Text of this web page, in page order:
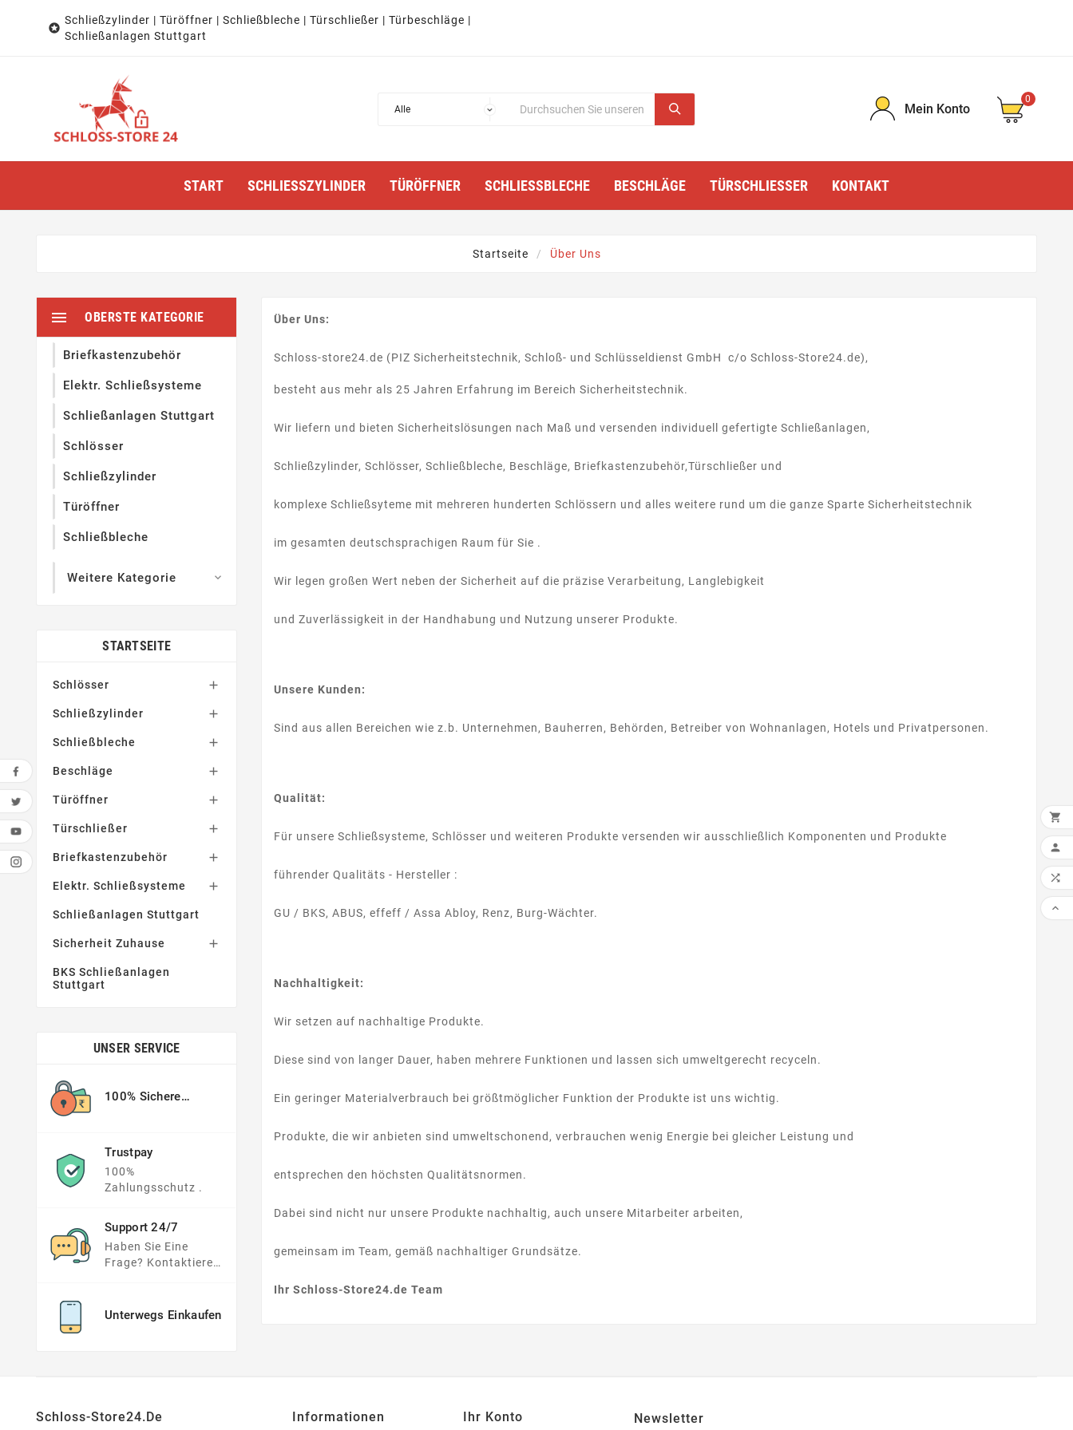

Schließzylinder | Türöffner | Schließbleche | Türschließer | Türbeschläge |
Schließanlagen Stuttgart
Mein Konto
0
START SCHLIESSZYLINDER TÜRÖFFNER SCHLIESSBLECHE BESCHLÄGE TÜRSCHLIESSER KONTAKT
Startseite Über Uns
OBERSTE KATEGORIE

Briefkastenzubehör
Elektr. Schließsysteme
Schließanlagen Stuttgart
Schlösser
Schließzylinder
Türöffner
Schließbleche
Weitere Kategorie 
STARTSEITE
Schlösser 
Schließzylinder 
Schließbleche 
Beschläge 
Türöffner 
Türschließer 
Briefkastenzubehör 
Elektr. Schließsysteme 
Schließanlagen Stuttgart
Sicherheit Zuhause 
BKS Schließanlagen
Stuttgart
UNSER SERVICE
100% Sichere
Trustpay
100%
Zahlungsschutz .
Support 24/7
Haben Sie Eine
Frage? Kontaktieren
Unterwegs Einkaufen
Über Uns:
Schloss-store24.de (PIZ Sicherheitstechnik, Schloß- und Schlüsseldienst GmbH c/o Schloss-Store24.de),
besteht aus mehr als 25 Jahren Erfahrung im Bereich Sicherheitstechnik.
Wir liefern und bieten Sicherheitslösungen nach Maß und versenden individuell gefertigte Schließanlagen,
Schließzylinder, Schlösser, Schließbleche, Beschläge, Briefkastenzubehör,Türschließer und
komplexe Schließsyteme mit mehreren hunderten Schlössern und alles weitere rund um die ganze Sparte Sicherheitstechnik
im gesamten deutschsprachigen Raum für Sie .
Wir legen großen Wert neben der Sicherheit auf die präzise Verarbeitung, Langlebigkeit
und Zuverlässigkeit in der Handhabung und Nutzung unserer Produkte.
Unsere Kunden:
Sind aus allen Bereichen wie z.b. Unternehmen, Bauherren, Behörden, Betreiber von Wohnanlagen, Hotels und Privatpersonen.
Qualität:
Für unsere Schließsysteme, Schlösser und weiteren Produkte versenden wir ausschließlich Komponenten und Produkte
führender Qualitäts - Hersteller :
GU / BKS, ABUS, effeff / Assa Abloy, Renz, Burg-Wächter.
Nachhaltigkeit:
Wir setzen auf nachhaltige Produkte.
Diese sind von langer Dauer, haben mehrere Funktionen und lassen sich umweltgerecht recyceln.
Ein geringer Materialverbrauch bei größtmöglicher Funktion der Produkte ist uns wichtig.
Produkte, die wir anbieten sind umweltschonend, verbrauchen wenig Energie bei gleicher Leistung und
entsprechen den höchsten Qualitätsnormen.
Dabei sind nicht nur unsere Produkte nachhaltig, auch unsere Mitarbeiter arbeiten,
gemeinsam im Team, gemäß nachhaltiger Grundsätze.
Ihr Schloss-Store24.de Team
Schloss-Store24.de Informationen Ihr Konto Newsletter



